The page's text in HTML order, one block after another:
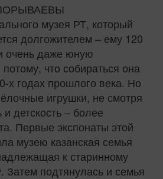
музея РТ, который
долгожителем – ему 120
очень даже юную
что собираться она
х годах прошлого века. Но
игрушки, не смотря
детскость – более
Первые экспонаты этой
музею казанская семья
к старинному
Затем подтянулась и семья